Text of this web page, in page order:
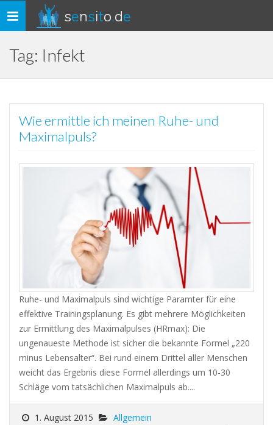
Toggle
navigation
sensito.de
Tag: Infekt
Wie ermittle ich meinen Ruhe- und
Maximalpuls?
Ruhe- und Maximalpuls sind wichtige Paramter für eine
effektive Trainingsplanung. Es gibt mehrere Möglichkeiten
zur Ermittlung des Maximalpulses (HRmax): Die
ungenaueste Methode ist sicher die bekannte Formel „220
minus Lebensalter“. Bei rund einem Drittel aller Menschen
weicht das Ergebnis diese Formel allerdings um 10-30
Schläge vom tatsächlichen Maximalpuls ab....
1. August 2015
Allgemein